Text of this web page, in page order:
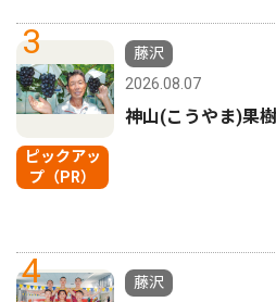
3
ピックアッ
プ（PR）
藤沢
2026.08.07
神山(こうやま)果
4
藤沢